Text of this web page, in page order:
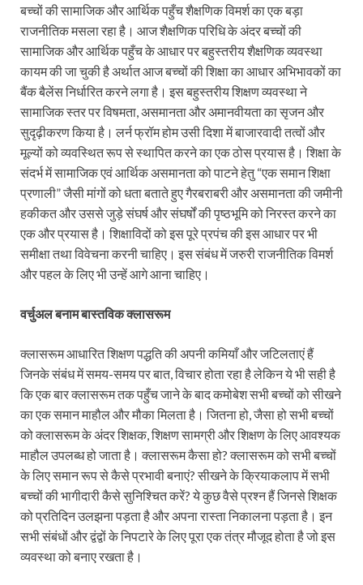
बच्चों की सामाजिक और आर्थिक पहुँच शैक्षणिक विमर्श का एक बड़ा
राजनीतिक मसला रहा है। आज शैक्षणिक परिधि के अंदर बच्चों की
सामाजिक और आर्थिक पहुँच के आधार पर बहुस्तरीय शैक्षणिक व्यवस्था
कायम की जा चुकी है अर्थात आज बच्चों की शिक्षा का आधार अभिभावकों का
बैंक बैलेंस निर्धारित करने लगा है। इस बहुस्तरीय शिक्षण व्यवस्था ने
सामाजिक स्तर पर विषमता, असमानता और अमानवीयता का सृजन और
सुदृढ़ीकरण किया है। लर्न फ्रॉम होम उसी दिशा में बाजारवादी तत्वों और
मूल्यों को व्यवस्थित रूप से स्थापित करने का एक ठोस प्रयास है। शिक्षा के
संदर्भ में सामाजिक एवं आर्थिक असमानता को पाटने हेतु “एक समान शिक्षा
प्रणाली” जैसी मांगों को धता बताते हुए गैरबराबरी और असमानता की जमीनी
हकीकत और उससे जुड़े संघर्ष और संघर्षों की पृष्ठभूमि को निरस्त करने का
एक और प्रयास है। शिक्षाविदों को इस पूरे प्रपंच की इस आधार पर भी
समीक्षा तथा विवेचना करनी चाहिए। इस संबंध में जरुरी राजनीतिक विमर्श
और पहल के लिए भी उन्हें आगे आना चाहिए।
वर्चुअल बनाम बास्तविक क्लासरूम
क्लासरूम आधारित शिक्षण पद्धति की अपनी कमियाँ और जटिलताएं हैं
जिनके संबंध में समय-समय पर बात, विचार होता रहा है लेकिन ये भी सही है
कि एक बार क्लासरूम तक पहुँच जाने के बाद कमोबेश सभी बच्चों को सीखने
का एक समान माहौल और मौका मिलता है। जितना हो, जैसा हो सभी बच्चों
को क्लासरूम के अंदर शिक्षक, शिक्षण सामग्री और शिक्षण के लिए आवश्यक
माहौल उपलब्ध हो जाता है। क्लासरूम कैसा हो? क्लासरूम को सभी बच्चों
के लिए समान रूप से कैसे प्रभावी बनाएं? सीखने के क्रियाकलाप में सभी
बच्चों की भागीदारी कैसे सुनिश्चित करें? ये कुछ वैसे प्रश्न हैं जिनसे शिक्षक
को प्रतिदिन उलझना पड़ता है और अपना रास्ता निकालना पड़ता है। इन
सभी संबंधों और द्वंद्वों के निपटारे के लिए पूरा एक तंत्र मौजूद होता है जो इस
व्यवस्था को बनाए रखता है।